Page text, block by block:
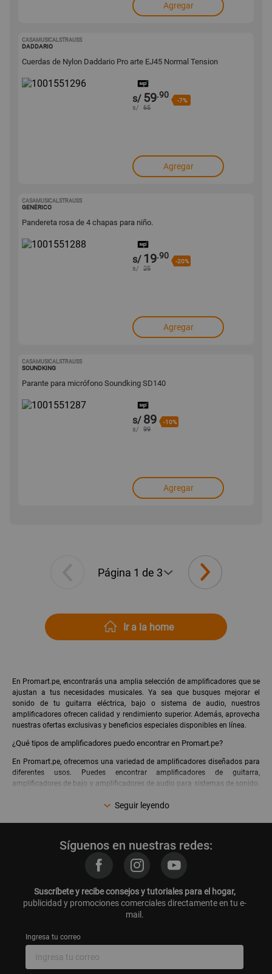
Agregar
CASAMUSICALSTRAUSS
DADDARIO
Cuerdas de Nylon Daddario Pro arte EJ45 Normal Tension
s/ 59.90
-7%
s/ 65
Agregar
CASAMUSICALSTRAUSS
GENÉRICO
Pandereta rosa de 4 chapas para niño.
s/ 19.90
-20%
s/ 25
Agregar
CASAMUSICALSTRAUSS
SOUNDKING
Parante para micrófono Soundking SD140
s/ 89 -10%
s/ 99
Agregar
Ir a la home
En Promart.pe, encontrarás una amplia selección de amplificadores que se
ajustan a tus necesidades musicales. Ya sea que busques mejorar el
sonido de tu guitarra eléctrica, bajo o sistema de audio, nuestros
amplificadores ofrecen calidad y rendimiento superior. Además, aprovecha
nuestras ofertas exclusivas y beneficios especiales disponibles en línea.
¿Qué tipos de amplificadores puedo encontrar en Promart.pe?
En Promart.pe, ofrecemos una variedad de amplificadores diseñados para
diferentes usos. Puedes encontrar amplificadores de guitarra,
amplificadores de bajo y amplificadores de audio para sistemas de sonido.
posible, adaptándose a las necesidades de músicos profesionales y
Elegir el mejor amplificador para guitarra o bajo depende de varios factores
como el tipo de música que tocas, el lugar donde vas a usarlo y tu
presupuesto. En Promart.pe, puedes encontrar amplificadores de guitarra y
bajo con diversas características como potencia, efectos integrados y
conectividad. Nuestros expertos están disponibles para ayudarte a
seleccionar el amplificador ideal para ti.
Amplificadores de guitarras
Guitarras
Bajos
Seguir leyendo
Síguenos en nuestras redes:
Suscríbete y recibe consejos y tutoriales para el hogar,
publicidad y promociones comerciales directamente en tu e-
mail.
Ingresa tu correo